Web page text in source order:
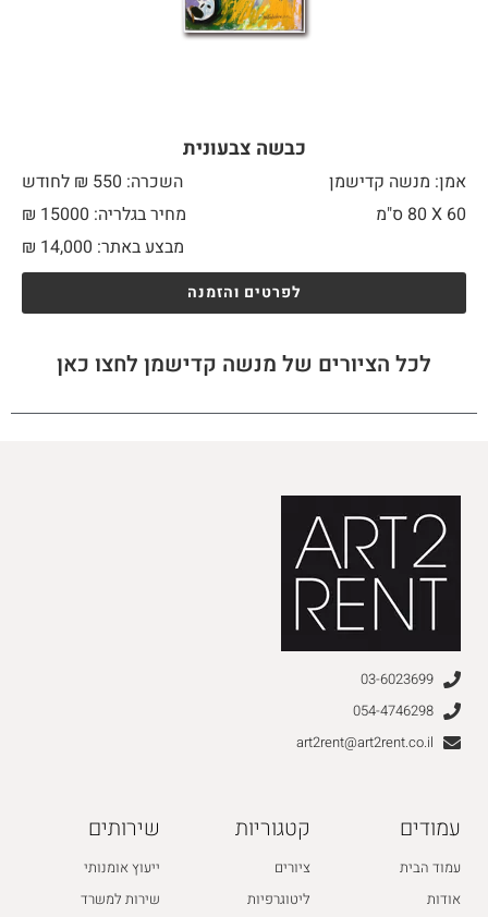
כבשה צבעונית
אמן: מנשה קדישמן
השכרה: 550 ₪ לחודש
60 X
מחיר בגלריה: 15000 ₪
מבצע באתר:
₪ 14,000
לפרטים והזמנה
לכל הציורים של מנשה קדישמן לחצו כאן
03-6023699
054-4746298
art2rent@art2rent.co.il
עמודים
עמוד הבית
אודות
קטגוריות
ציורים
ליטוגרפיות
שירותים
ייעוץ אומנותי
שירות למשרד